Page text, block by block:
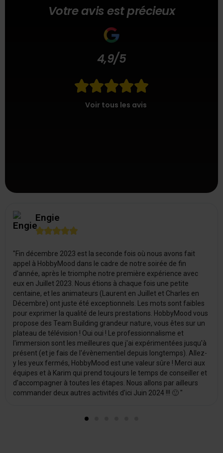
Votre avis est précieux
4,9/5

Voir tous les avis
Engie

"Fin décembre 2023 est la seconde fois où nous avons fait
appel à HobbyMood dans le cadre de notre soirée de fin
d'année, après le triomphe notre première expérience avec
eux en Juillet 2023. Nous étions à chaque fois une petite
centaine, et les animateurs (Laurent en Juillet et Charles en
Décembre) ont juste été exceptionnels. Les mots sont faibles
pour exprimer la qualité de leurs prestations. HobbyMood vous
propose des Team Building grandeur nature, vous êtes sur un
plateau de télévision ! Oui oui ! Le professionnalisme et
l'immersion sont les meilleures que j'ai expérimentées jusqu'à
présent (et je fais de l'évènementiel depuis longtemps). Allez-
y les yeux fermés, HobbyMood est une valeur sûre ! Merci aux
équipes et à Karim qui prend toujours le temps de conseiller et
d'accompagner à toutes les étapes. Nous allons par ailleurs
commander deux autres activités d'ici Juin 2024 !!! 🙂 "